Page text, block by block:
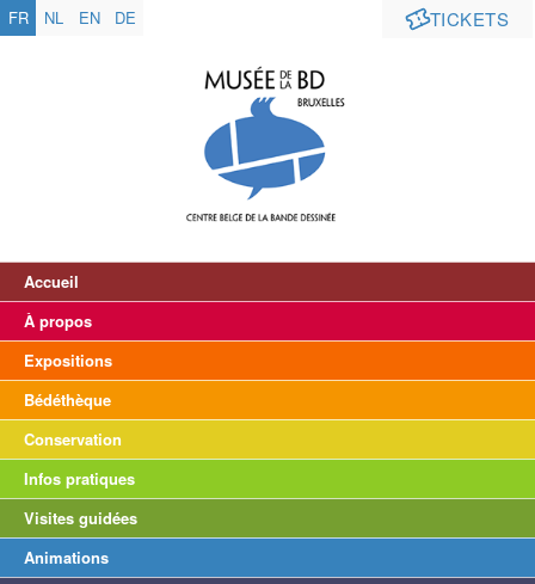
TICKETS
FR NL EN DE
Accueil
À propos
Expositions
Bédéthèque
Conservation
Infos pratiques
Visites guidées
Animations